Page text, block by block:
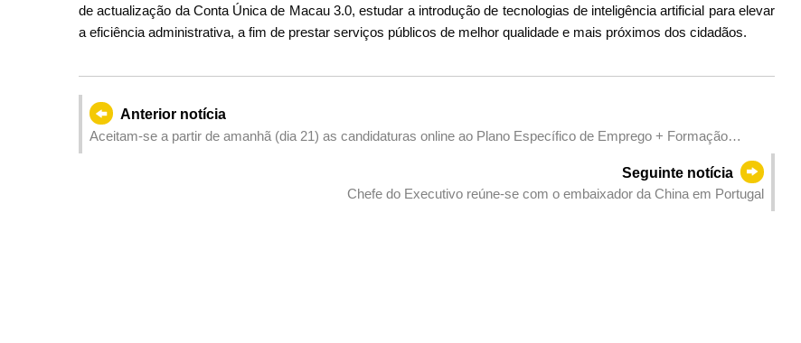
de actualização da Conta Única de Macau 3.0, estudar a introdução de tecnologias de inteligência artificial para elevar
a eficiência administrativa, a fim de prestar serviços públicos de melhor qualidade e mais próximos dos cidadãos.
Anterior notícia
Aceitam-se a partir de amanhã (dia 21) as candidaturas online ao Plano Específico de Emprego + Formação
Seguinte notícia
Chefe do Executivo reúne-se com o embaixador da China em Portugal